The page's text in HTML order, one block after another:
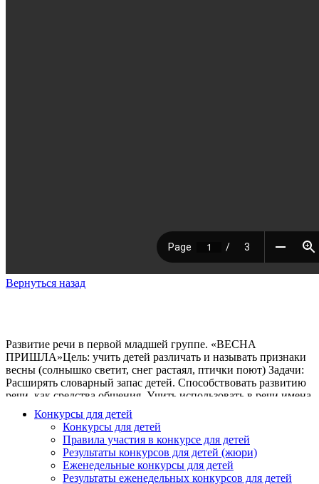
Вернуться назад
Развитие речи в первой младшей группе. «ВЕСНА
ПРИШЛА»Цель: учить детей различать и называть признаки
весны (солнышко светит, снег растаял, птички поют) Задачи:
Расширять словарный запас детей. Способствовать развитию
прилагательные. Понимать и отвечать на вопросы взрослого
предложениями из 2 слов. Развивать память, внимание,
связную речь. Воспитывать интерес к явлениям живой и
неживой природы.Словарная работа: весна, снег растаял,
весеннее солнце, почки, тонкая, греет.Материалы: кукла
Маша в весенней одежде, веточки клёна с почками.Ход
Конкурсы для детей
Конкурсы для детей
Правила участия в конкурсе для детей
Результаты конкурсов для детей (жюри)
Еженедельные конкурсы для детей